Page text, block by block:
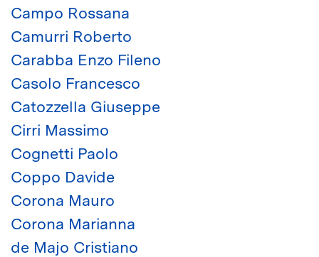
Campo Rossana
Camurri Roberto
Carabba Enzo Fileno
Casolo Francesco
Catozzella Giuseppe
Cirri Massimo
Cognetti Paolo
Coppo Davide
Corona Mauro
Corona Marianna
de Majo Cristiano